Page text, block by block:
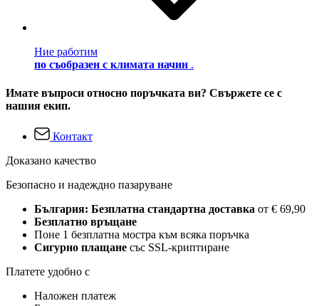
Ние работим
по съобразен с климата начин .
Имате въпроси относно поръчката ви? Свържете се с
нашия екип.
Контакт
Доказано качество
Безопасно и надеждно пазаруване
България: Безплатна стандартна доставка от € 69,90
Безплатно връщане
Поне 1 безплатна мостра към всяка поръчка
Сигурно плащане със SSL-криптиране
Платете удобно с
Наложен платеж